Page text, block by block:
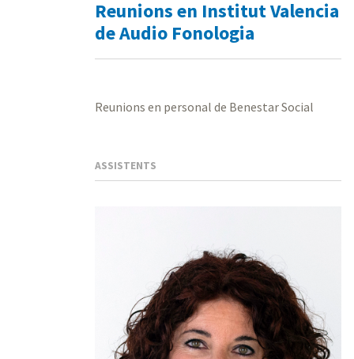
Reunions en Institut Valencia
de Audio Fonologia
Reunions en personal de Benestar Social
ASSISTENTS